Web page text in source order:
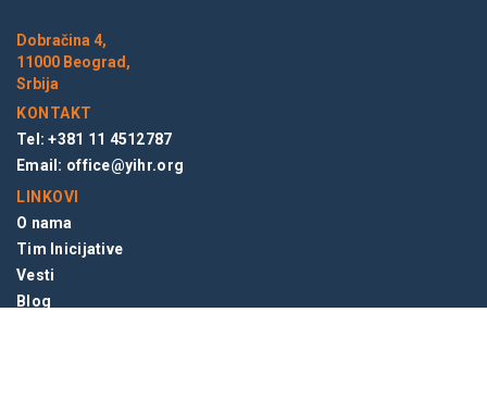
Dobračina 4,
11000 Beograd,
Srbija
KONTAKT
Tel: +381 11 4512787
Email: office@yihr.org
LINKOVI
O nama
Tim Inicijative
Vesti
Blog